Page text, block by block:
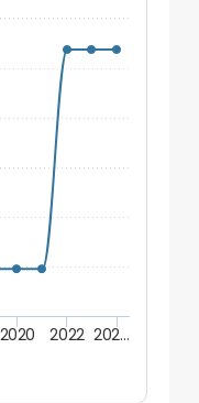
2020 2022 202…